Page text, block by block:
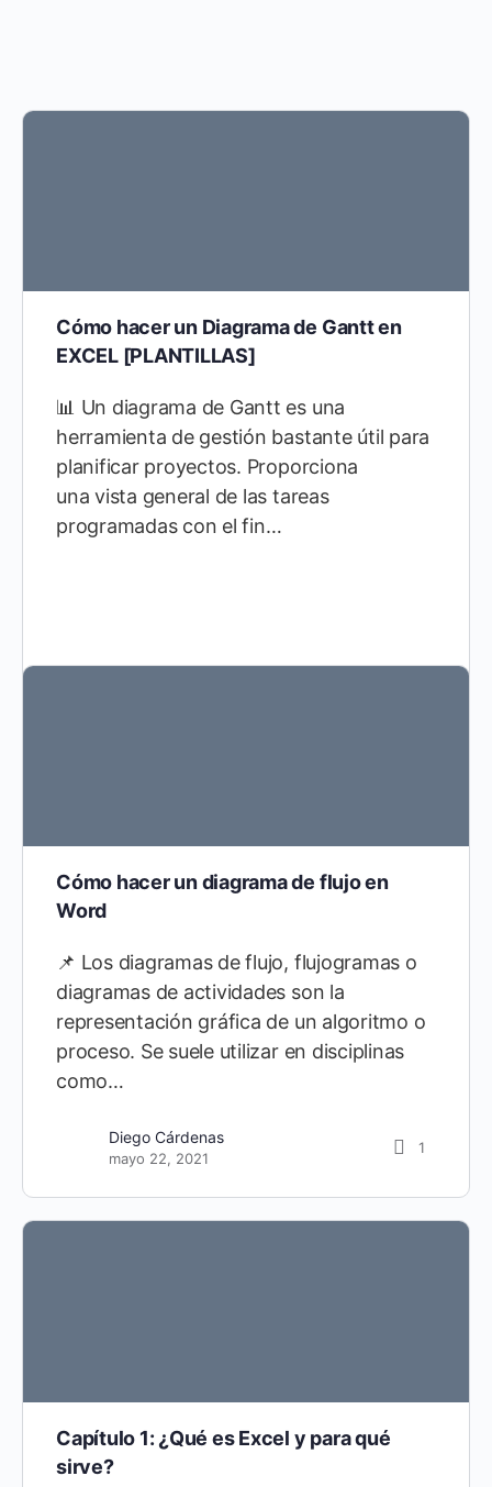
Cómo hacer un Diagrama de Gantt en
EXCEL [PLANTILLAS]
📊 Un diagrama de Gantt es una
herramienta de gestión bastante útil para
planificar proyectos. Proporciona
una vista general de las tareas
programadas con el fin…
Cómo hacer un diagrama de flujo en
Word
📌 Los diagramas de flujo, flujogramas o
diagramas de actividades son la
representación gráfica de un algoritmo o
proceso. Se suele utilizar en disciplinas
como…
Diego Cárdenas
mayo 22, 2021
1
Capítulo 1: ¿Qué es Excel y para qué
sirve?